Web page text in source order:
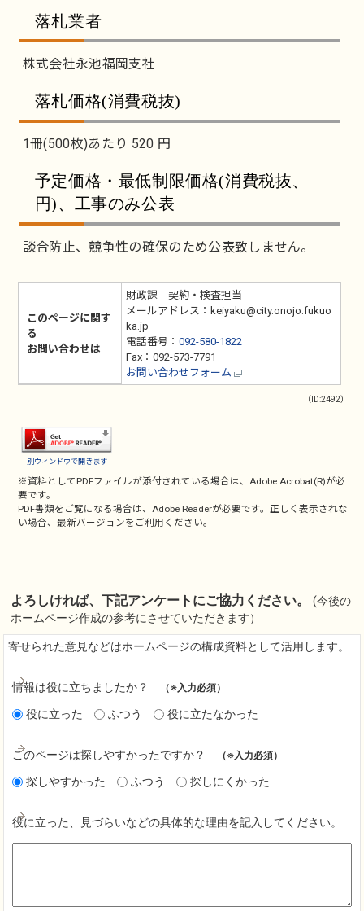
落札業者
株式会社永池福岡支社
落札価格(消費税抜)
1冊(500枚)あたり 520 円
予定価格・最低制限価格(消費税抜、
円)、工事のみ公表
談合防止、競争性の確保のため公表致しません。
このページに関す
る
お問い合わせは
財政課 契約・検査担当
メールアドレス：keiyaku@city.onojo.fukuo
ka.jp
電話番号： 092-580-1822
Fax：092-573-7791
お問い合わせフォーム
（ID:2492）
別ウィンドウで開きます
※資料としてPDFファイルが添付されている場合は、Adobe Acrobat(R)が必
要です。
PDF書類をご覧になる場合は、Adobe Readerが必要です。正しく表示されな
い場合、最新バージョンをご利用ください。